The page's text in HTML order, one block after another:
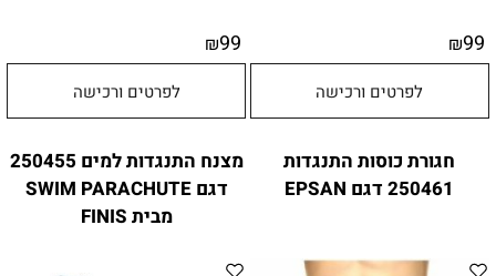
₪99
לפרטים ורכישה
₪99
לפרטים ורכישה
חגורת כוסות התנגדות
250461 דגם EPSAN
מצנח התנגדות למים 250455
דגם SWIM PARACHUTE
מבית FINIS